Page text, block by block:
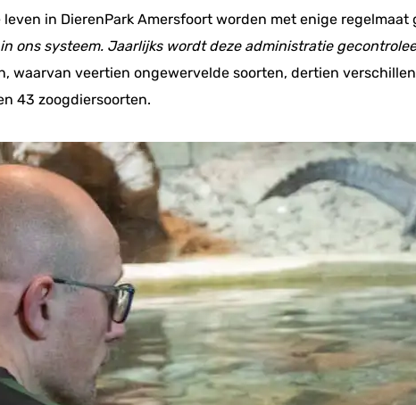
in DierenPark Amersfoort worden met enige regelmaat
ons systeem. Jaarlijks wordt deze administratie
waarvan veertien ongewervelde soorten, dertien
43 zoogdiersoorten.